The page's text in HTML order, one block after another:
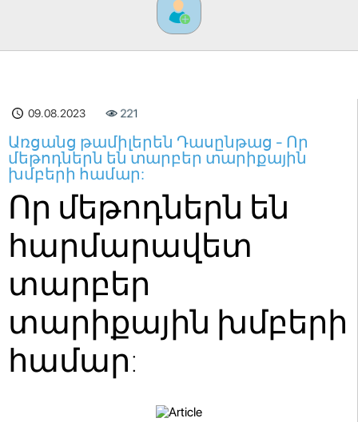
09.08.2023 221
Առցանց թամիլերեն Դասընթաց - Որ
մեթոդներն են տարբեր տարիքային
խմբերի համար:
Որ մեթոդներն են
հարմարավետ
տարբեր
տարիքային խմբերի
համար: